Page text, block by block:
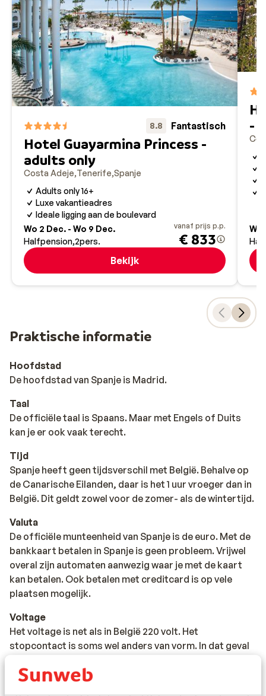
8.8 Fantastisch
Hotel Guayarmina Princess -
adults only
Costa Adeje Tenerife Spanje
Adults only 16+
Luxe vakantieadres
Ideale ligging aan de boulevard
Wo 2 Dec. - Wo 9 Dec.
Halfpension 2pers.
vanaf prijs p.p.
€ 833
Bekijk
-
Wo
Praktische informatie
Hoofdstad
De hoofdstad van Spanje is Madrid.
Taal
De officiële taal is Spaans. Maar met Engels of Duits
kan je er ook vaak terecht.
Tijd
Spanje heeft geen tijdsverschil met België. Behalve op
de Canarische Eilanden, daar is het 1 uur vroeger dan in
België. Dit geldt zowel voor de zomer- als de wintertijd.
Valuta
De officiële munteenheid van Spanje is de euro. Met de
bankkaart betalen in Spanje is geen probleem. Vrijwel
overal zijn automaten aanwezig waar je met de kaart
kan betalen. Ook betalen met creditcard is op vele
plaatsen mogelijk.
Voltage
Het voltage is net als in België 220 volt. Het
stopcontact is soms wel anders van vorm. In dat geval
Reisdocumenten